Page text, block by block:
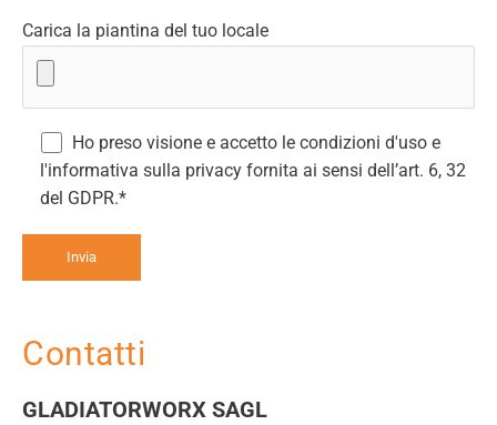
Contatti
GLADIATORWORX SAGL
Carica la piantina del tuo locale
Ho preso visione e accetto le condizioni d'uso e
l'informativa sulla privacy fornita ai sensi dell’art. 6, 32
del GDPR.*